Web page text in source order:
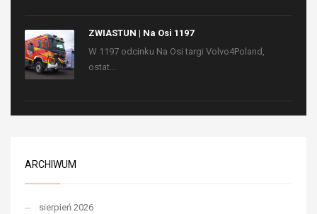
ZWIASTUN | Na Osi 1197
W 1197 odcinku Na Osi targi Volvo4Poland,
ostat...
ARCHIWUM
sierpień 2026